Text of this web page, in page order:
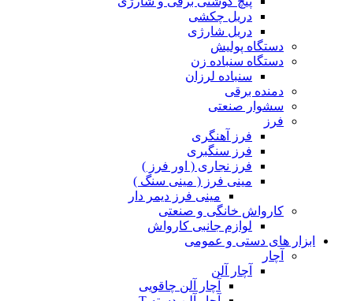
دریل چکشی
دریل شارژی
دستگاه پولیش
دستگاه سنباده زن
سنباده لرزان
دمنده برقی
سشوار صنعتی
فرز
فرز آهنگری
فرز سنگبری
فرز نجاری ( اور فرز )
مینی فرز ( مینی سنگ )
مینی فرز دیمر دار
کارواش خانگی و صنعتی
لوازم جانبی کارواش
ابزار های دستی و عمومی
آچار
آچار آلن
آچار آلن چاقویی